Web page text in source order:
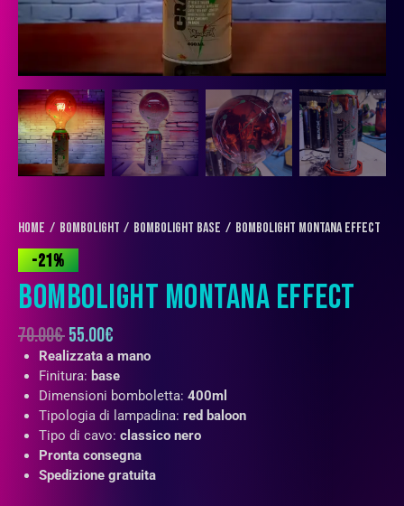
Home BOMBOLIGHT BomboLight Base BomboLight Montana EFFECT
-21%
BOMBOLIGHT MONTANA EFFECT
70.00€55.00€
Realizzata a mano
Finitura: base
Dimensioni bomboletta: 400ml
Tipologia di lampadina: red baloon
Tipo di cavo: classico nero
Pronta consegna
Spedizione gratuita